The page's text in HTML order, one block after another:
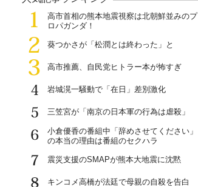
1
高市首相の熊本地震視察は北朝鮮並みのプ
ロパガンダ！
2
葵つかさが「松潤とは終わった」と
3
高市推薦、自民党ヒトラー本が怖すぎ
4
岩城滉一騒動で「在日」差別激化
5
三笠宮が「南京の日本軍の行為は虐殺」
6
小倉優香の番組中「辞めさせてください」
の本当の理由は番組のセクハラ
7
震災支援のSMAPが熊本大地震に沈黙
8
キンコメ高橋が法廷で母親の自殺を告白